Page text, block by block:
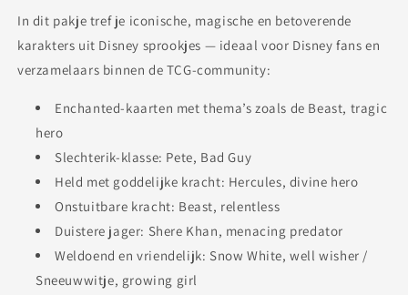
In dit pakje tref je iconische, magische en betoverende
karakters uit Disney sprookjes — ideaal voor Disney fans en
verzamelaars binnen de TCG-community:
Enchanted-kaarten met thema’s zoals de Beast, tragic
hero
Slechterik-klasse: Pete, Bad Guy
Held met goddelijke kracht: Hercules, divine hero
Onstuitbare kracht: Beast, relentless
Duistere jager: Shere Khan, menacing predator
Weldoend en vriendelijk: Snow White, well wisher /
Sneeuwwitje, growing girl